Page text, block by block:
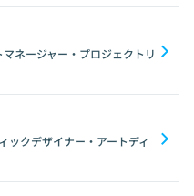
ネージャー・プロジェクトリ
ックデザイナー・アートディ